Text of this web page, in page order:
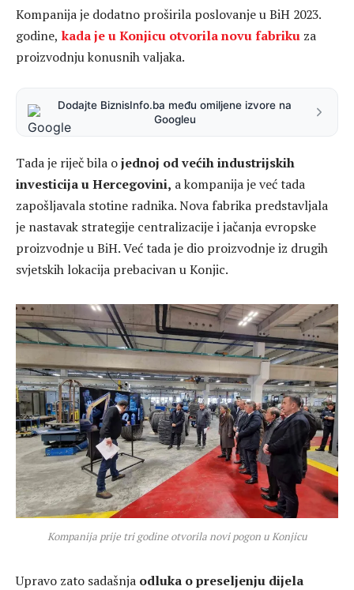
Kompanija je dodatno proširila poslovanje u BiH 2023.
godine, kada je u Konjicu otvorila novu fabriku za
proizvodnju konusnih valjaka.
Dodajte BiznisInfo.ba među omiljene izvore na
Googleu
Tada je riječ bila ojednoj od većih industrijskih
investicija u Hercegovini, a kompanija je već tada
zapošljavala stotine radnika. Nova fabrika predstavljala
je nastavak strategije centralizacije i jačanja evropske
proizvodnje u BiH. Već tada je dio proizvodnje iz drugih
svjetskih lokacija prebacivan u Konjic.
Kompanija prije tri godine otvorila novi pogon u Konjicu
Upravo zato sadašnja odluka o preseljenju dijela